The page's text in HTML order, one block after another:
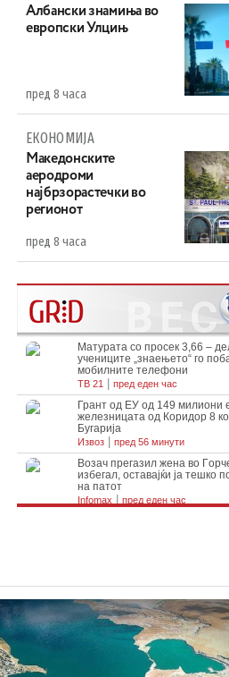
Aлбански знамиња во
европски Улцињ
пред 8 часа
ЕКОНОМИЈА
Maкедонските
аеродроми
најбрзорастечки во
регионот
пред 8 часа